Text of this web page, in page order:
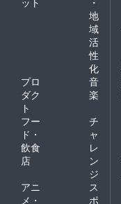
地
域
活
性
化
プロ
ダク
ト
音
楽
フー
ド・
飲食
店
チ
ャ
レ
ン
ジ
アニ
メ・
ス
ポ